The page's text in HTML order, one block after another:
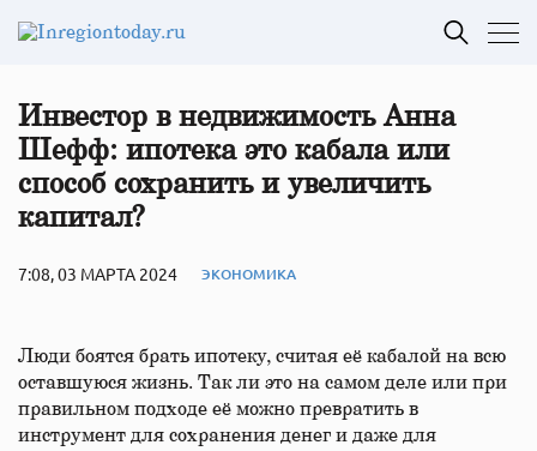
Инвестор в недвижимость Анна
Шефф: ипотека это кабала или
способ сохранить и увеличить
капитал?
7:08, 03 МАРТА 2024 ЭКОНОМИКА
Люди боятся брать ипотеку, считая её кабалой на всю
оставшуюся жизнь. Так ли это на самом деле или при
правильном подходе её можно превратить в
инструмент для сохранения денег и даже для